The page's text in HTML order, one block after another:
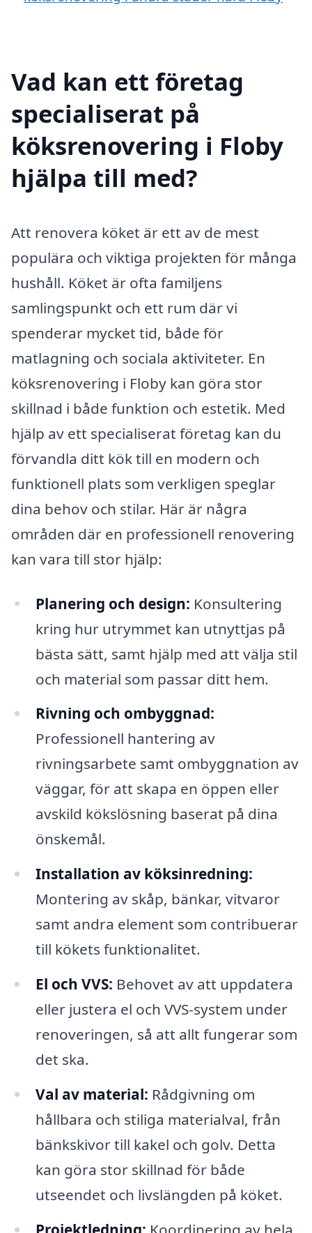
Vad kan ett företag
specialiserat på
köksrenovering i Floby
hjälpa till med?
Att renovera köket är ett av de mest
populära och viktiga projekten för många
hushåll. Köket är ofta familjens
samlingspunkt och ett rum där vi
spenderar mycket tid, både för
matlagning och sociala aktiviteter. En
köksrenovering i Floby kan göra stor
skillnad i både funktion och estetik. Med
hjälp av ett specialiserat företag kan du
förvandla ditt kök till en modern och
funktionell plats som verkligen speglar
dina behov och stilar. Här är några
områden där en professionell renovering
kan vara till stor hjälp:
Planering och design: Konsultering
kring hur utrymmet kan utnyttjas på
bästa sätt, samt hjälp med att välja stil
och material som passar ditt hem.
Rivning och ombyggnad:
Professionell hantering av
rivningsarbete samt ombyggnation av
väggar, för att skapa en öppen eller
avskild kökslösning baserat på dina
önskemål.
Installation av köksinredning:
Montering av skåp, bänkar, vitvaror
samt andra element som contribuerar
till kökets funktionalitet.
El och VVS: Behovet av att uppdatera
eller justera el och VVS-system under
renoveringen, så att allt fungerar som
det ska.
Val av material: Rådgivning om
hållbara och stiliga materialval, från
bänkskivor till kakel och golv. Detta
kan göra stor skillnad för både
utseendet och livslängden på köket.